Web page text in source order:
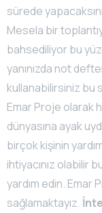
sürede
Mesela bir
bahsediliyor bu
yanınızda not
kullanabilirsiniz bu
Emar Proje olarak
dünyasına ayak
birçok kişinin
ihtiyacınız olabilir
yardım edin. Emar
sağlamaktayız.